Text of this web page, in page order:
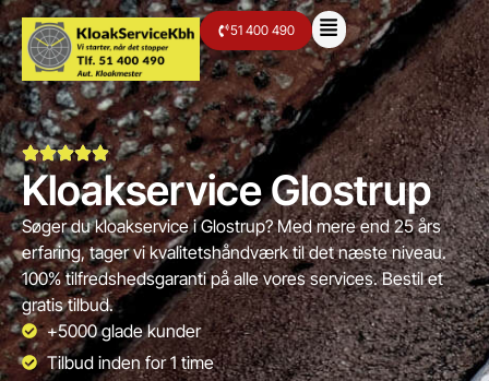
51 400 490
Kloakservice Glostrup
Søger du kloakservice i Glostrup? Med mere end 25 års
erfaring, tager vi kvalitetshåndværk til det næste niveau.
100% tilfredshedsgaranti på alle vores services. Bestil et
gratis tilbud.
+5000 glade kunder
Tilbud inden for 1 time